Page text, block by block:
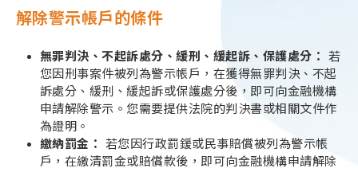
解除警示帳戶的條件
無罪判決、不起訴處分、緩刑、緩起訴、保護處分：
若
您因刑事案件被列為警示帳戶，在獲得無罪判決、不起
訴處分、緩刑、緩起訴或保護處分後，即可向金融機構
申請解除警示。您需要提供法院的判決書或相關文件作
為證明。
繳納罰金：
若您因行政罰鍰或民事賠償被列為警示帳
戶，在繳清罰金或賠償款後，即可向金融機構申請解除